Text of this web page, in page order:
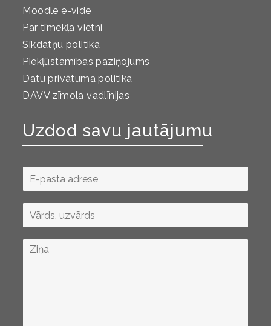
Moodle e-vide
Par tīmekļa vietni
Sīkdatņu politika
Piekļūstamības paziņojums
Datu privātuma politika
DAVV zīmola vadlīnijas
Uzdod savu jautājumu